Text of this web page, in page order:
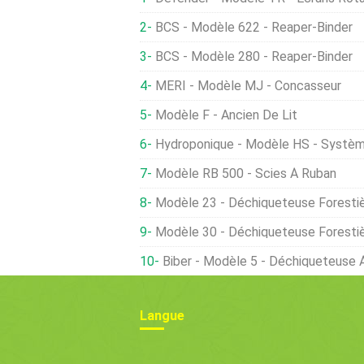
BCS - Modèle 622 - Reaper-Binder
BCS - Modèle 280 - Reaper-Binder
MERI - Modèle MJ - Concasseur
Modèle F - Ancien De Lit
Hydroponique - Modèle HS -
Modèle RB 500 - Scies À Ruban
Modèle 23 - Déchiqueteuse
Modèle 30 - Déchiqueteuse
Biber - Modèle 5 - Déchiqueteuse
Langue